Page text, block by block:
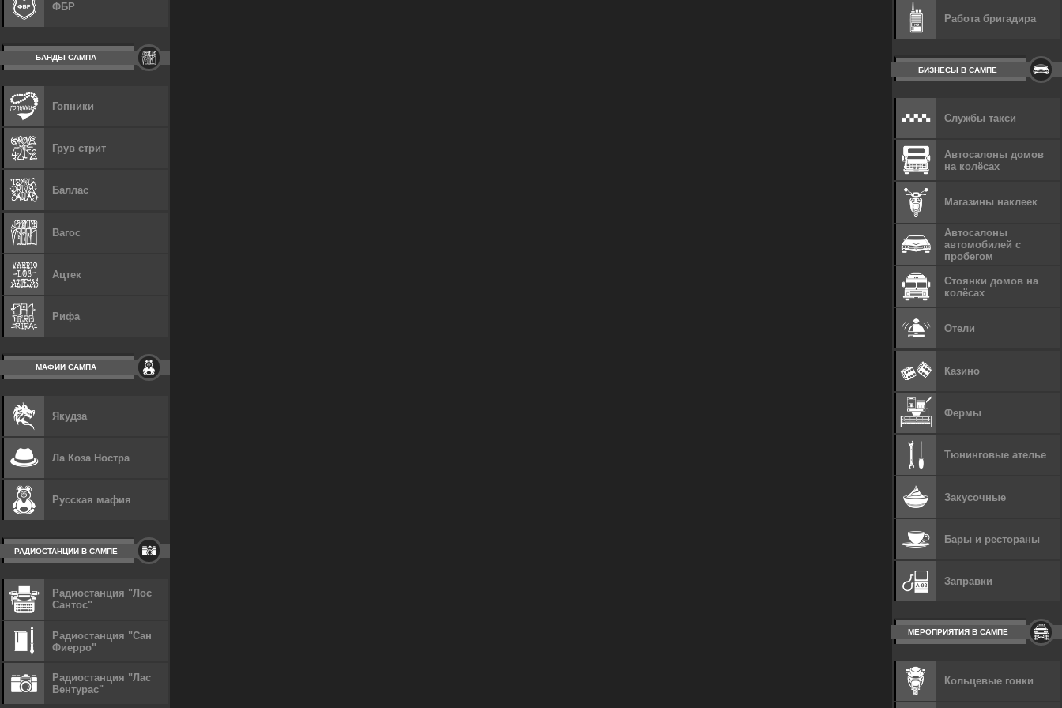
ФБР
БАНДЫ САМПА
Гопники
Грув стрит
Баллас
Вагос
Ацтек
Рифа
МАФИИ САМПА
Якудза
Ла Коза Ностра
Русская мафия
РАДИОСТАНЦИИ В САМПЕ
Радиостанция "Лос
Сантос"
Радиостанция "Сан
Фиерро"
Радиостанция "Лас
Вентурас"
Работа бригадира
БИЗНЕСЫ В САМПЕ
Службы такси
Автосалоны домов
на колёсах
Магазины наклеек
Автосалоны
автомобилей с
пробегом
Стоянки домов на
колёсах
Отели
Казино
Фермы
Тюнинговые ателье
Закусочные
Бары и рестораны
Заправки
МЕРОПРИЯТИЯ В САМПЕ
Кольцевые гонки